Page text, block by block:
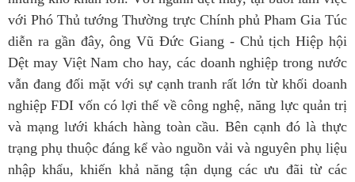
với Phó Thủ tướng Thường trực Chính phủ Pham Gia Túc
diễn ra gần đây, ông Vũ Đức Giang - Chủ tịch Hiệp hội
Dệt may Việt Nam cho hay, các doanh nghiệp trong nước
vẫn đang đối mặt với sự cạnh tranh rất lớn từ khối doanh
nghiệp FDI vốn có lợi thế về công nghệ, năng lực quản trị
và mạng lưới khách hàng toàn cầu. Bên cạnh đó là thực
trạng phụ thuộc đáng kể vào nguồn vải và nguyên phụ liệu
nhập khẩu, khiến khả năng tận dụng các ưu đãi từ các